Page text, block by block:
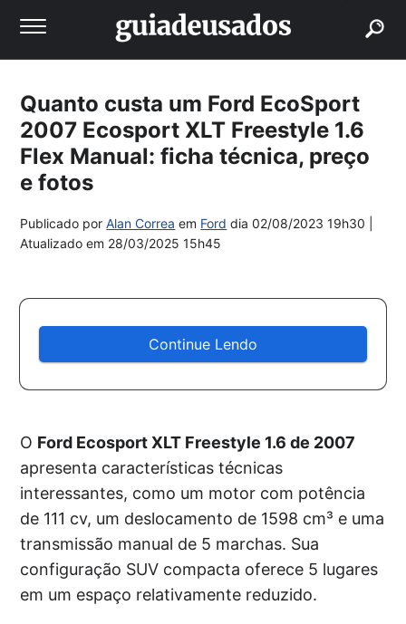
Quanto custa um Ford EcoSport
2007 Ecosport XLT Freestyle 1.6
Flex Manual: ficha técnica, preço
e fotos
Publicado porAlan Correa em Ford dia02/08/2023 19h30
Atualizado em 28/03/2025 15h45
Continue Lendo
O Ford Ecosport XLT Freestyle 1.6 de 2007
apresenta características técnicas
interessantes, como um motor com potência
de 111 cv, um deslocamento de 1598 cm³ e uma
transmissão manual de 5 marchas. Sua
configuração SUV compacta oferece 5 lugares
em um espaço relativamente reduzido.